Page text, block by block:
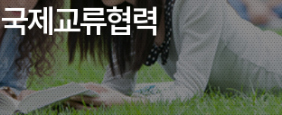
국제교류협력